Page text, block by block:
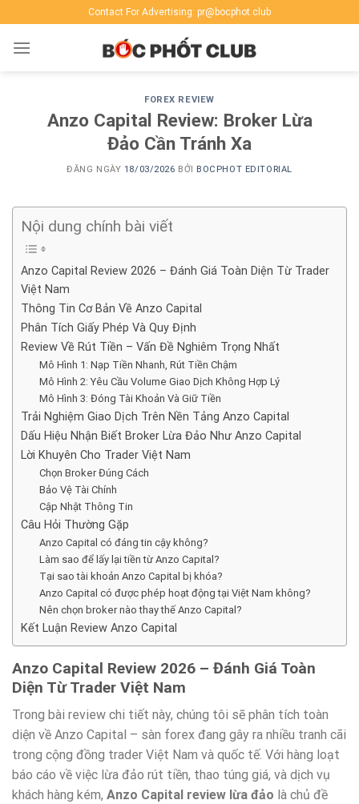
to
content
Contact For Advertising: pr@bocphot.club
FOREX REVIEW
Anzo Capital Review: Broker Lừa
Đảo Cần Tránh Xa
ĐĂNG NGÀY 18/03/2026 BỞI BOCPHOT EDITORIAL
Nội dung chính bài viết
Anzo Capital Review 2026 – Đánh Giá Toàn Diện Từ Trader
Việt Nam
Thông Tin Cơ Bản Về Anzo Capital
Phân Tích Giấy Phép Và Quy Định
Review Về Rút Tiền – Vấn Đề Nghiêm Trọng Nhất
Mô Hình 1: Nạp Tiền Nhanh, Rút Tiền Chậm
Mô Hình 2: Yêu Cầu Volume Giao Dịch Không Hợp Lý
Mô Hình 3: Đóng Tài Khoản Và Giữ Tiền
Trải Nghiệm Giao Dịch Trên Nền Tảng Anzo Capital
Dấu Hiệu Nhận Biết Broker Lừa Đảo Như Anzo Capital
Lời Khuyên Cho Trader Việt Nam
Chọn Broker Đúng Cách
Bảo Vệ Tài Chính
Cập Nhật Thông Tin
Câu Hỏi Thường Gặp
Anzo Capital có đáng tin cậy không?
Làm sao để lấy lại tiền từ Anzo Capital?
Tại sao tài khoản Anzo Capital bị khóa?
Anzo Capital có được phép hoạt động tại Việt Nam không?
Nên chọn broker nào thay thế Anzo Capital?
Kết Luận Review Anzo Capital
Anzo Capital Review 2026 – Đánh Giá Toàn
Diện Từ Trader Việt Nam
Trong bài review chi tiết này, chúng tôi sẽ phân tích toàn
diện về Anzo Capital – sàn forex đang gây ra nhiều tranh cãi
trong cộng đồng trader Việt Nam và quốc tế. Với hàng loạt
báo cáo về việc lừa đảo rút tiền, thao túng giá, và dịch vụ
khách hàng kém, Anzo Capital review lừa đảo là chủ đề